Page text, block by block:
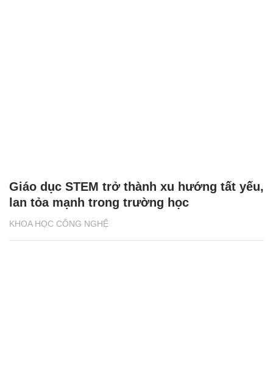
KHOA HỌC CÔNG NGHỆ
Giáo dục STEM trở thành xu hướng tất yếu,
lan tỏa mạnh trong trường học